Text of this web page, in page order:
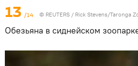
13 /14 © REUTERS / Rick Stevens/Taronga
Обезьяна в сиднейском